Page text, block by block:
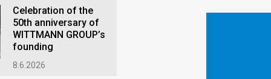
Celebration of the
50th anniversary of
WITTMANN GROUP’s
founding
8.6.2026